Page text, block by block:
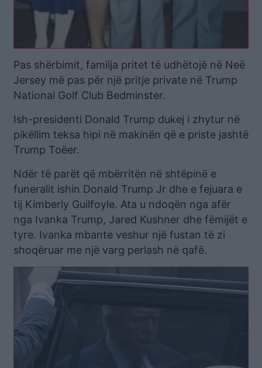
Pas shërbimit, familja pritet të udhëtojë në Neë
Jersey më pas për një pritje private në Trump
National Golf Club Bedminster.
Ish-presidenti Donald Trump dukej i zhytur në
pikëllim teksa hipi në makinën që e priste jashtë
Trump Toëer.
Ndër të parët që mbërritën në shtëpinë e
funeralit ishin Donald Trump Jr dhe e fejuara e
tij Kimberly Guilfoyle. Ata u ndoqën nga afër
nga Ivanka Trump, Jared Kushner dhe fëmijët e
tyre. Ivanka mbante veshur një fustan të zi
shoqëruar me një varg perlash në qafë.